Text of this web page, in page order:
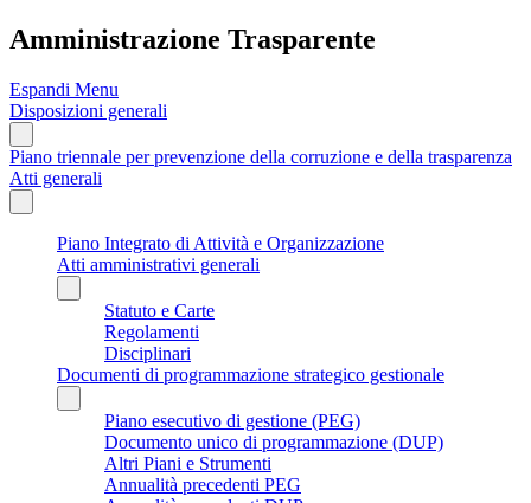
Amministrazione Trasparente
Espandi Menu
Disposizioni generali
Piano triennale per prevenzione della corruzione e della trasparenza
Atti generali
Piano Integrato di Attività e Organizzazione
Atti amministrativi generali
Statuto e Carte
Regolamenti
Disciplinari
Documenti di programmazione strategico gestionale
Piano esecutivo di gestione (PEG)
Documento unico di programmazione (DUP)
Altri Piani e Strumenti
Annualità precedenti PEG